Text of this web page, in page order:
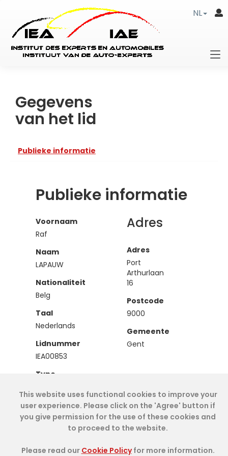
NL
Gegevens
van het lid
Publieke informatie
Publieke informatie
Voornaam
Raf
Naam
LAPAUW
Nationaliteit
Belg
Taal
Nederlands
Lidnummer
IEA00853
Type
Adres
Adres
Port
Arthurlaan
16
Postcode
9000
Gemeente
Gent
Cookie Policy- IAE-IEA2026-My Dashboard
This website uses functional cookies to improve your
user experience. Please click on the 'Agree' button if
you give permission for the use of these cookies and
to proceed to the website.
Please read our Cookie Policyfor more information.